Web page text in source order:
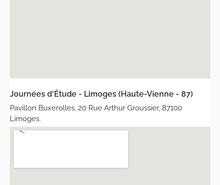
Journées d'Étude - Limoges (Haute-Vienne - 87)
Pavillon Buxerolles, 20 Rue Arthur Groussier, 87100
Limoges.